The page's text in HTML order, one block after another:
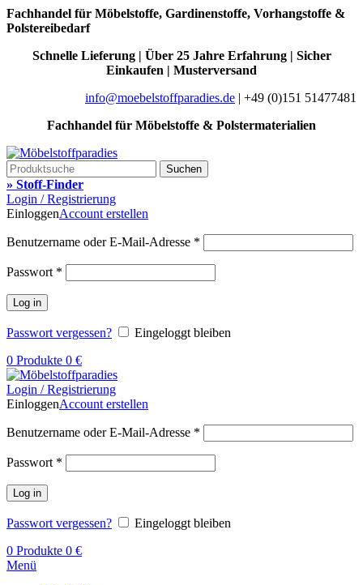
Fachhandel für Möbelstoffe, Gardinenstoffe, Vorhangstoffe &
Polstereibedarf
Schnelle Lieferung | Über 25 Jahre Erfahrung | Sicher
Einkaufen | Musterversand
info@moebelstoffparadies.de | +49 (0)151 51477481
Fachhandel für Möbelstoffe & Polstermaterialien
Suchen
» Stoff-Finder
Login / Registrierung
EinloggenAccount erstellen
Benutzername oder E-Mail-Adresse *
Passwort *
Log in
Passwort vergessen?
Eingeloggt bleiben
0 Produkte 0 €
Login / Registrierung
EinloggenAccount erstellen
Benutzername oder E-Mail-Adresse *
Passwort *
Log in
Passwort vergessen?
Eingeloggt bleiben
0 Produkte 0 €
Menü